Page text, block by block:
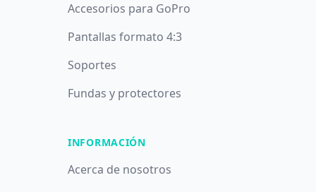
Accesorios para GoPro
Pantallas formato 4:3
Soportes
Fundas y protectores
INFORMACIÓN
Acerca de nosotros